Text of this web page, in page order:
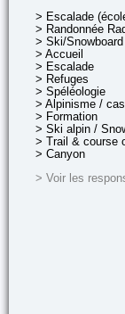
> Escalade
> Randonnée
> Ski/Snowboard
> Accueil
> Escalade
> Refuges
> Spéléologie
> Alpinisme /
> Formation
> Ski alpin /
> Trail & course
> Canyon
> Voir les